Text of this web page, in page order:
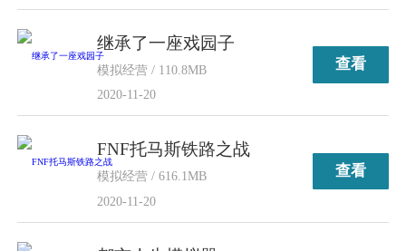
继承了一座戏园子
模拟经营 / 110.8MB
2020-11-20
查看
FNF托马斯铁路之战
模拟经营 / 616.1MB
2020-11-20
查看